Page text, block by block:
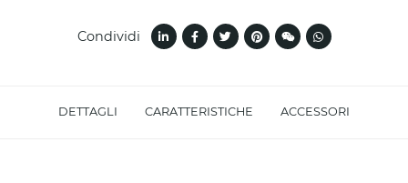
DETTAGLI CARATTERISTICHE ACCESSORI
Condividi
Accetto *